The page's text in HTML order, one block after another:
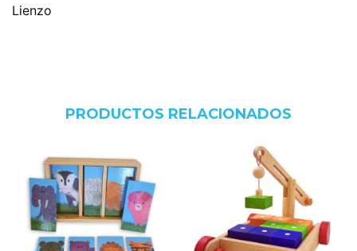
Lienzo
PRODUCTOS RELACIONADOS